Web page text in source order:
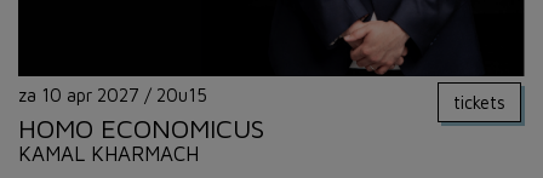
za 10 apr 2027 / 20u15 tickets
HOMO ECONOMICUS
KAMAL KHARMACH